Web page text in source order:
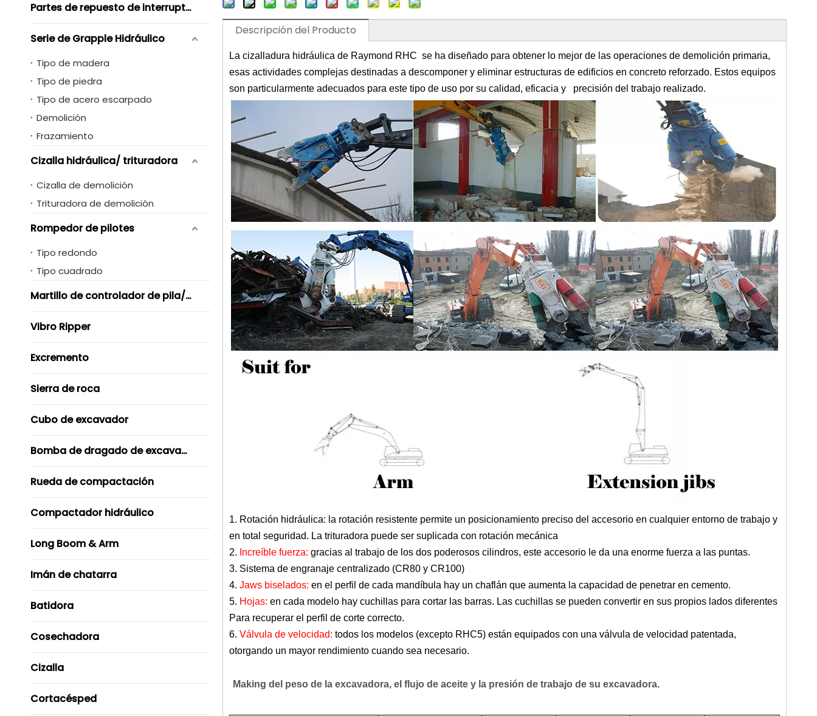
Partes de repuesto de interruptores hidráulicos
Serie de Grapple Hidráulico
Tipo de madera
Tipo de piedra
Tipo de acero escarpado
Demolición
Frazamiento
Cizalla hidráulica/ trituradora
Cizalla de demolición
Trituradora de demolición
Rompedor de pilotes
Tipo redondo
Tipo cuadrado
Martillo de controlador de pila/ Vibro
Vibro Ripper
Excremento
Sierra de roca
Cubo de excavador
Bomba de dragado de excavador
Rueda de compactación
Compactador hidráulico
Long Boom & Arm
Imán de chatarra
Batidora
Cosechadora
Cizalla
Cortacésped
Descripción del Producto
La cizalladura hidráulica de Raymond RHC se ha diseñado para obtener lo mejor de las operaciones de demolición primaria,
esas actividades complejas destinadas a descomponer y eliminar estructuras de edificios en concreto reforzado. Estos equipos
son particularmente adecuados para este tipo de uso por su calidad, eficacia y precisión del trabajo realizado.
1. Rotación hidráulica: la rotación resistente permite un posicionamiento preciso del accesorio en cualquier entorno de trabajo y
en total seguridad. La trituradora puede ser suplicada con rotación mecánica
2. Increíble fuerza: gracias al trabajo de los dos poderosos cilindros, este accesorio le da una enorme fuerza a las puntas.
3. Sistema de engranaje centralizado (CR80 y CR100)
4. Jaws biselados: en el perfil de cada mandíbula hay un chaflán que aumenta la capacidad de penetrar en cemento.
5. Hojas: en cada modelo hay cuchillas para cortar las barras. Las cuchillas se pueden convertir en sus propios lados diferentes
Para recuperar el perfil de corte correcto.
6. Válvula de velocidad: todos los modelos (excepto RHC5) están equipados con una válvula de velocidad patentada,
otorgando un mayor rendimiento cuando sea necesario.
Making del peso de la excavadora, el flujo de aceite y la presión de trabajo de su excavadora.